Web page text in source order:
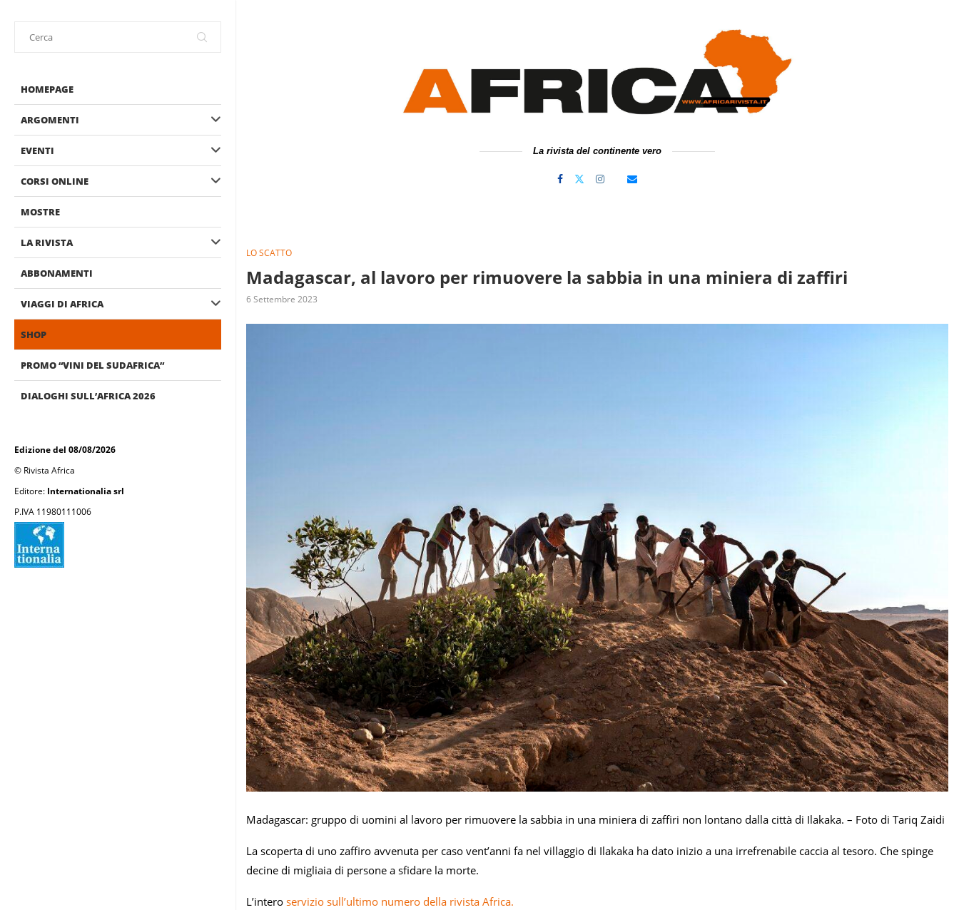
HOMEPAGE
ARGOMENTI
EVENTI
CORSI ONLINE
MOSTRE
LA RIVISTA
ABBONAMENTI
VIAGGI DI AFRICA
SHOP
PROMO “VINI DEL SUDAFRICA”
DIALOGHI SULL’AFRICA 2026
Edizione del 08/08/2026
© Rivista Africa
Editore: Internationalia srl
P.IVA 11980111006
La rivista del continente vero
LO SCATTO
Madagascar, al lavoro per rimuovere la sabbia in una miniera di zaffiri
6 Settembre 2023
Madagascar: gruppo di uomini al lavoro per rimuovere la sabbia in una miniera di zaffiri non lontano dalla città di Ilakaka. – Foto di Tariq Zaidi
La scoperta di uno zaffiro avvenuta per caso vent’anni fa nel villaggio di Ilakaka ha dato inizio a una irrefrenabile caccia al tesoro. Che spinge
decine di migliaia di persone a sfidare la morte.
L’intero servizio sull’ultimo numero della rivista Africa.